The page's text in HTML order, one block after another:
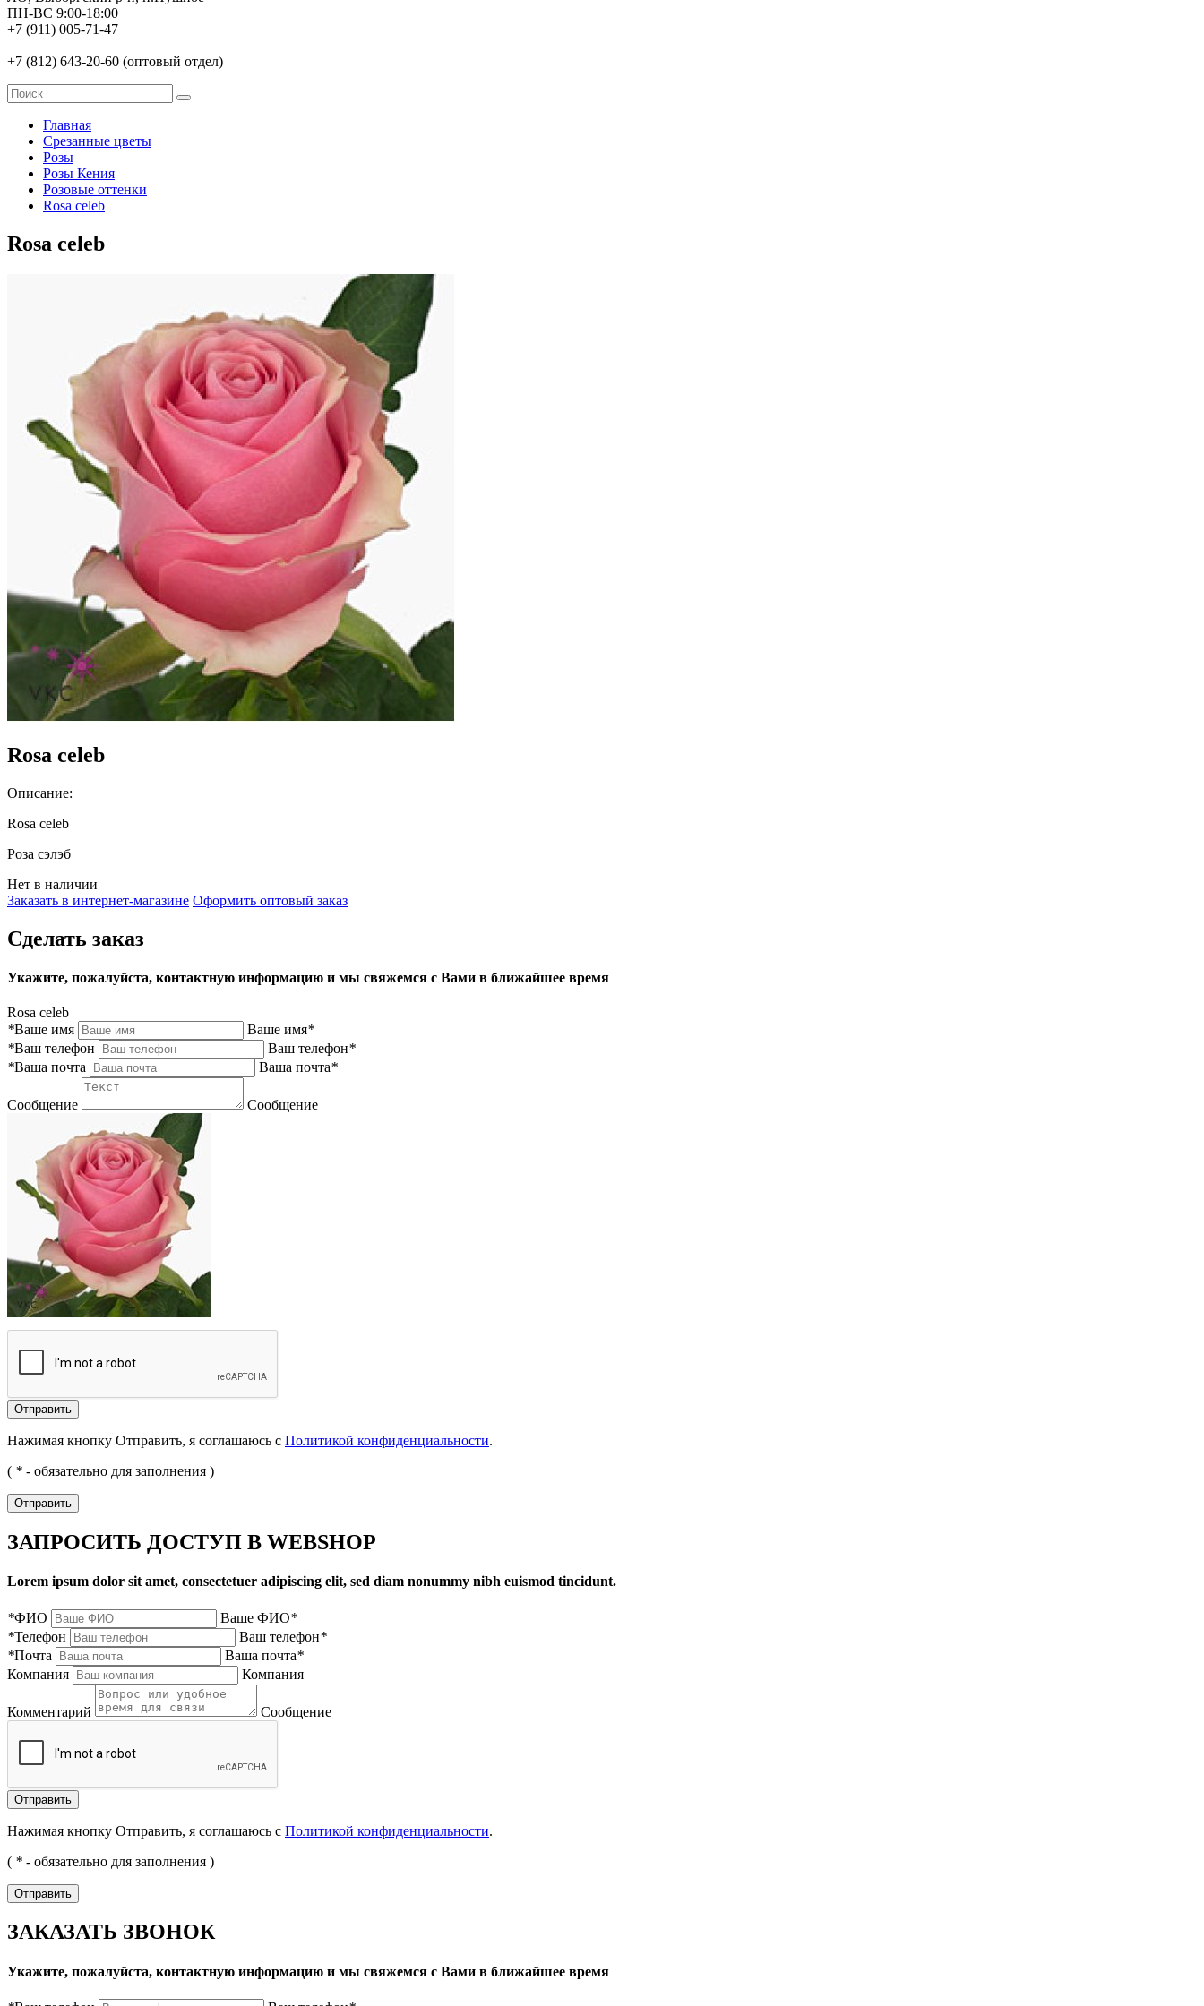
ПН-ВС 9:00-18:00
+7 (911) 005-71-47
+7 (812) 643-20-60 (оптовый отдел)
Главная
Срезанные цветы
Розы
Розы Кения
Розовые оттенки
Rosa celeb
Rosa celeb
Rosa celeb
Описание:
Rosa celeb
Роза сэлэб
Нет в наличии
Заказать в интернет-магазине Оформить оптовый заказ
Сделать заказ
Укажите, пожалуйста, контактную информацию и мы свяжемся с Вами в ближайшее время
Rosa celeb
*Ваше имя Ваше имя*
*Ваш телефон Ваш телефон*
*Ваша почта Ваша почта*
Сообщение Сообщение
Отправить
Нажимая кнопку Отправить, я соглашаюсь с Политикой конфиденциальности.
( * - обязательно для заполнения )
Отправить
ЗАПРОСИТЬ ДОСТУП В WEBSHOP
Lorem ipsum dolor sit amet, consectetuer adipiscing elit, sed diam nonummy nibh euismod tincidunt.
*ФИО Ваше ФИО*
*Телефон Ваш телефон*
*Почта Ваша почта*
Компания
Компания
Комментарий Сообщение
Нажимая кнопку Отправить, я соглашаюсь с Политикой конфиденциальности.
( * - обязательно для заполнения )
ЗАКАЗАТЬ ЗВОНОК
Укажите, пожалуйста, контактную информацию и мы свяжемся с Вами в ближайшее время